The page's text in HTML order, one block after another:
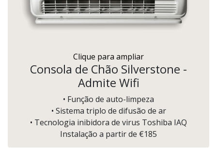
Clique para ampliar
Consola de Chão Silverstone -
Admite Wifi
• Função de auto-limpeza
• Sistema triplo de difusão de ar
• Tecnologia inibidora de virus Toshiba IAQ
Instalação a partir de €185